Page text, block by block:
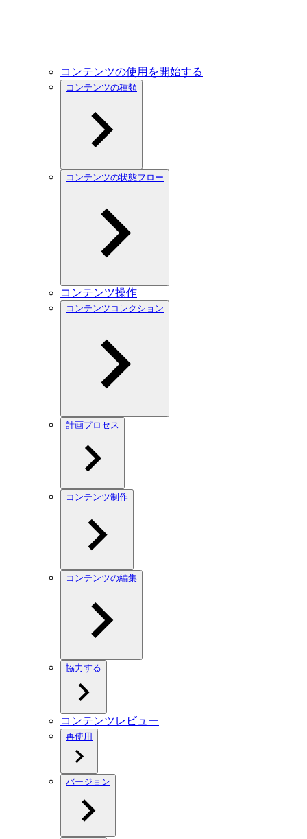
コンテンツの使用を開始する
コンテンツの種類
コンテンツの状態フロー
コンテンツ操作
コンテンツコレクション
計画プロセス
コンテンツ制作
コンテンツの編集
協力する
コンテンツレビュー
再使用
バージョン